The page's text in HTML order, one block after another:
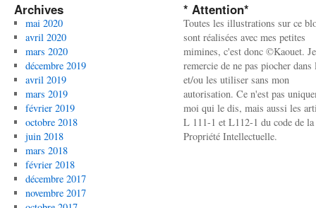
Archives
mai 2020
avril 2020
mars 2020
décembre 2019
avril 2019
mars 2019
février 2019
octobre 2018
juin 2018
mars 2018
février 2018
décembre 2017
novembre 2017
* Attention*
Toutes les illustrations sur ce
sont réalisées avec mes petites
mimines, c'est donc ©Kaouet.
remercie de ne pas piocher dans
et/ou les utiliser sans mon
autorisation. Ce n'est pas
moi qui le dis, mais aussi les
L 111-1 et L112-1 du code de la
Propriété Intellectuelle.